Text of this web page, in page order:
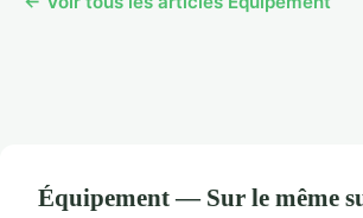
Équipement — Sur le même